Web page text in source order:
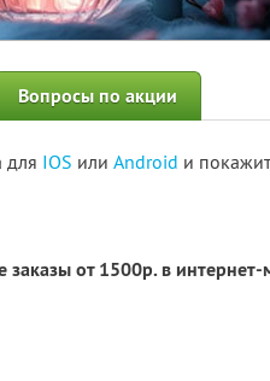
Вопросы по акции
для IOS или Android и
от 1500р. в интернет-